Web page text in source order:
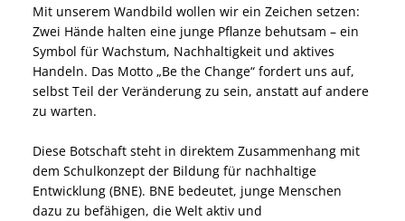
Mit unserem Wandbild wollen wir ein Zeichen setzen:
Zwei Hände halten eine junge Pflanze behutsam – ein
Symbol für Wachstum, Nachhaltigkeit und aktives
Handeln. Das Motto „Be the Change“ fordert uns auf,
selbst Teil der Veränderung zu sein, anstatt auf andere
zu warten.
Diese Botschaft steht in direktem Zusammenhang mit
dem Schulkonzept der Bildung für nachhaltige
Entwicklung (BNE). BNE bedeutet, junge Menschen
dazu zu befähigen, die Welt aktiv und